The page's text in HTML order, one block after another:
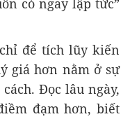
có ngay lập tức”
để tích lũy kiến
giá hơn nằm ở sự
Đọc lâu ngày,
đạm hơn, biết